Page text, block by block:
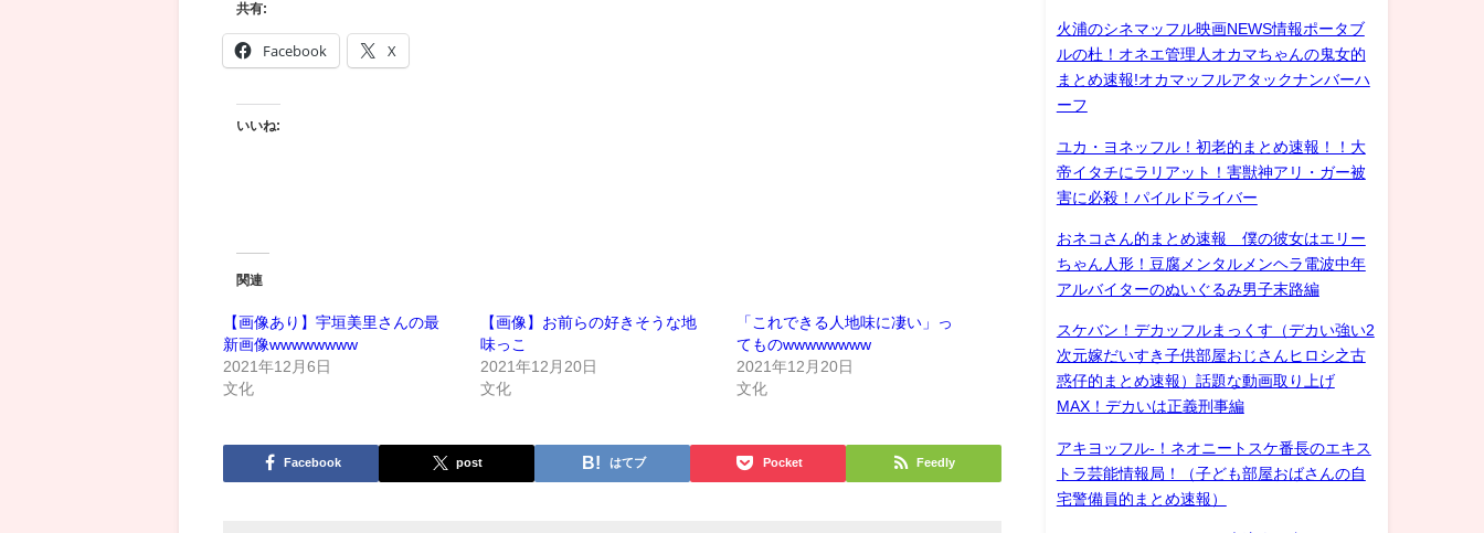
共有:
Facebook X
いいね:
関連
【画像あり】宇垣美里さんの最
新画像wwwwwwww
2021年12月6日
文化
【画像】お前らの好きそうな地
味っこ
2021年12月20日
文化
「これできる人地味に凄い」っ
てものwwwwwwww
2021年12月20日
文化
Facebook post はてブ Pocket Feedly
火浦のシネマッフル映画NEWS情報ポータブ
ルの杜！オネエ管理人オカマちゃんの鬼女的
まとめ速報!オカマッフルアタックナンバーハ
ーフ
ユカ・ヨネッフル！初老的まとめ速報！！大
帝イタチにラリアット！害獣神アリ・ガー被
害に必殺！パイルドライバー
おネコさん的まとめ速報 僕の彼女はエリー
ちゃん人形！豆腐メンタルメンヘラ電波中年
アルバイターのぬいぐるみ男子末路編
スケバン！デカッフルまっくす（デカい強い2
次元嫁だいすき子供部屋おじさんヒロシ之古
惑仔的まとめ速報）話題な動画取り上げ
MAX！デカいは正義刑事編
アキヨッフル-！ネオニートスケ番長のエキス
トラ芸能情報局！（子ども部屋おばさんの自
宅警備員的まとめ速報）